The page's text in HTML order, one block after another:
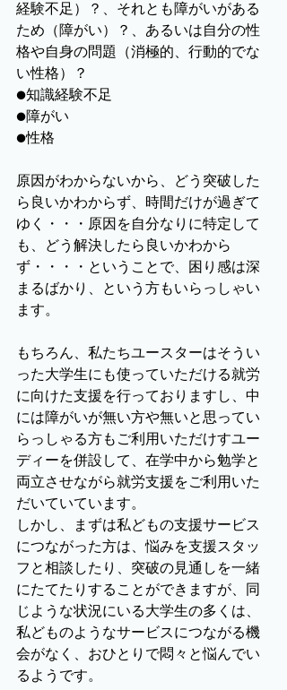
経験不足）？、それとも障がいがある
ため（障がい）？、あるいは自分の性
格や自身の問題（消極的、行動的でな
い性格）？
●知識経験不足
●障がい
●性格
原因がわからないから、どう突破した
ら良いかわからず、時間だけが過ぎて
ゆく・・・原因を自分なりに特定して
も、どう解決したら良いかわから
ず・・・・ということで、困り感は深
まるばかり、という方もいらっしゃい
ます。
もちろん、私たちユースターはそうい
った大学生にも使っていただける就労
に向けた支援を行っておりますし、中
には障がいが無い方や無いと思ってい
らっしゃる方もご利用いただけすユー
ディーを併設して、在学中から勉学と
両立させながら就労支援をご利用いた
だいていています。
しかし、まずは私どもの支援サービス
につながった方は、悩みを支援スタッ
フと相談したり、突破の見通しを一緒
にたてたりすることができますが、同
じような状況にいる大学生の多くは、
私どものようなサービスにつながる機
会がなく、おひとりで悶々と悩んでい
るようです。